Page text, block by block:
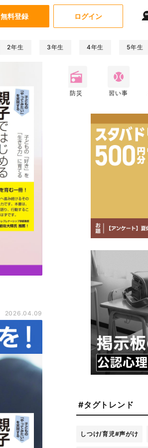
無料登録 ログイン
2年生 3年生 4年生 5年生
夫婦関係 防災 習い事
2026.04.09
#タグトレンド
しつけ/育児#声がけ